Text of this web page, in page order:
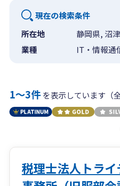
現在の検索条件
所在地
静岡県, 沼
業種
IT・情報通
1〜3件を表示しています（全
税理士法人トラ